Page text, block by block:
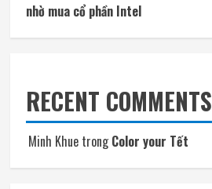
nhờ mua cổ phần Intel
RECENT COMMENTS
Minh Khue trongColor your Tết